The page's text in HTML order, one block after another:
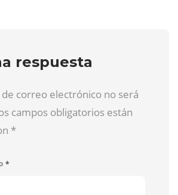
respuesta
correo electrónico no será
campos obligatorios están
*
*